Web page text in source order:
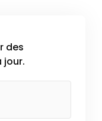
des
jour.